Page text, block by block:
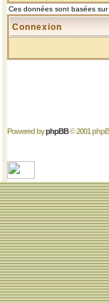
Ces données sont basées
Connexion
Powered byphpBB© 2001